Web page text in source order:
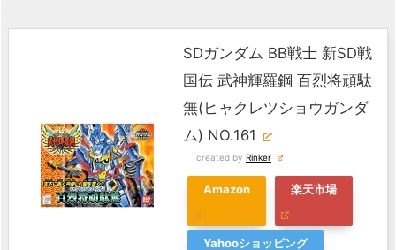
SDガンダム BB戦士 新SD戦
国伝 武神輝羅鋼 百烈将頑駄
無(ヒャクレツショウガンダ
ム) NO.161
created by Rinker
Amazon 楽天市場
Yahooショッピング